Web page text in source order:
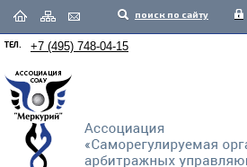
поиск по сайту
ТЕЛ. +7 (495) 748-04-15